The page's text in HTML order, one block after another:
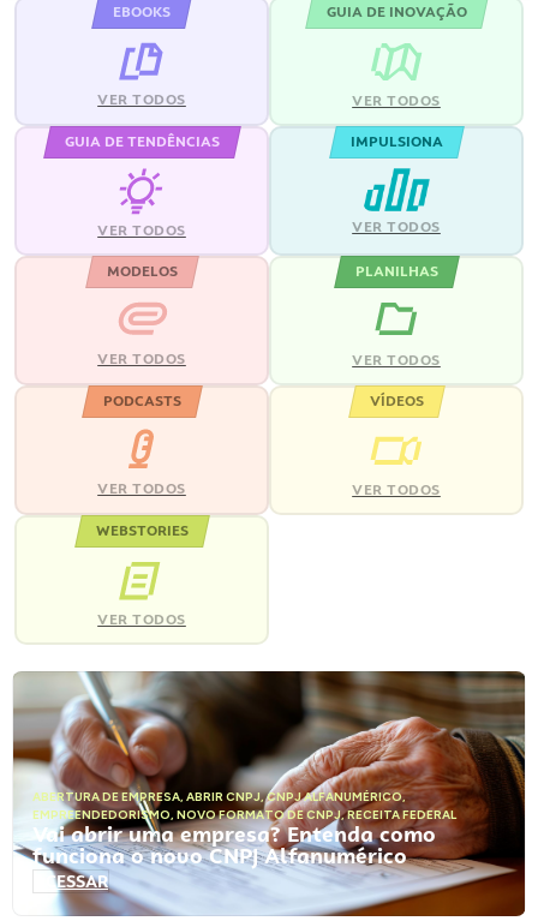
EBOOKS
VER TODOS
GUIA DE INOVAÇÃO
VER TODOS
GUIA DE TENDÊNCIAS
VER TODOS
IMPULSIONA
VER TODOS
MODELOS
VER TODOS
PLANILHAS
VER TODOS
PODCASTS
VER TODOS
VÍDEOS
VER TODOS
WEBSTORIES
VER TODOS
ABERTURA DE EMPRESA, ABRIR CNPJ,CNPJ ALFANUMÉRICO,
EMPREENDEDORISMO, NOVO FORMATO DE CNPJ,RECEITA FEDERAL
Vai abrir uma empresa? Entenda como
funciona o novo CNPJ Alfanumérico
ACESSAR